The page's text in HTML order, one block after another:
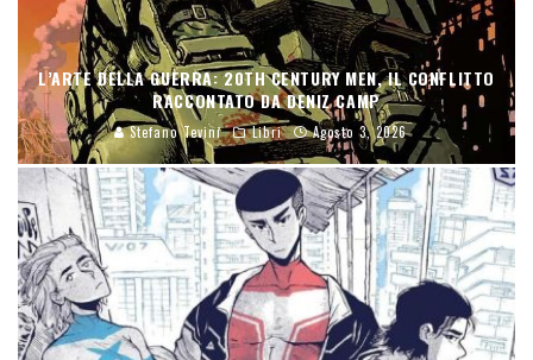
L’ARTE DELLA GUERRA: 20TH CENTURY MEN, IL CONFLITTO
RACCONTATO DA DENIZ CAMP
Stefano Tevini Libri Agosto 3, 2026